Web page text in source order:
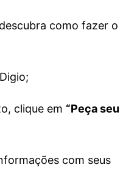
como fazer o
clique em “Peça seu
com seus